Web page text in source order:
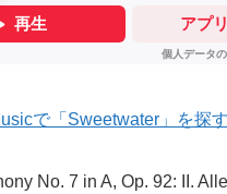
で「Sweetwater」を探す
No. 7 in A, Op. 92: II.